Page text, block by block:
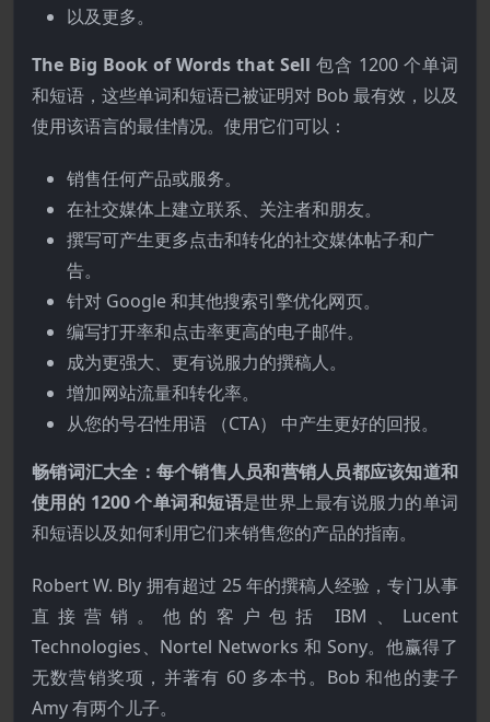
以及更多。
The Big Book of Words that Sell 包含 1200 个单词
和短语，这些单词和短语已被证明对 Bob 最有效，以及
使用该语言的最佳情况。使用它们可以：
销售任何产品或服务。
在社交媒体上建立联系、关注者和朋友。
撰写可产生更多点击和转化的社交媒体帖子和广
告。
针对 Google 和其他搜索引擎优化网页。
编写打开率和点击率更高的电子邮件。
成为更强大、更有说服力的撰稿人。
增加网站流量和转化率。
从您的号召性用语 （CTA） 中产生更好的回报。
畅销词汇大全：每个销售人员和营销人员都应该知道和
使用的 1200 个单词和短语是世界上最有说服力的单词
和短语以及如何利用它们来销售您的产品的指南。
Robert W. Bly 拥有超过 25 年的撰稿人经验，专门从事
直接营销。他的客户包括 IBM、Lucent
Technologies、Nortel Networks 和 Sony。他赢得了
无数营销奖项，并著有 60 多本书。Bob 和他的妻子
Amy 有两个儿子。